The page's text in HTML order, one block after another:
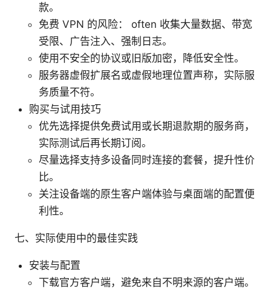
款。
免费 VPN 的风险： often 收集大量数据、带宽
受限、广告注入、强制日志。
使用不安全的协议或旧版加密，降低安全性。
服务器虚假扩展名或虚假地理位置声称，实际服
务质量不符。
购买与试用技巧
优先选择提供免费试用或长期退款期的服务商，
实际测试后再长期订阅。
尽量选择支持多设备同时连接的套餐，提升性价
比。
关注设备端的原生客户端体验与桌面端的配置便
利性。
七、实际使用中的最佳实践
安装与配置
下载官方客户端，避免来自不明来源的客户端。